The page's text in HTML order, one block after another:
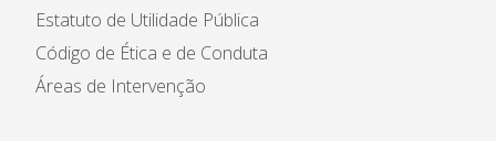
Estatuto de Utilidade Pública
Código de Ética e de Conduta
Áreas de Intervenção